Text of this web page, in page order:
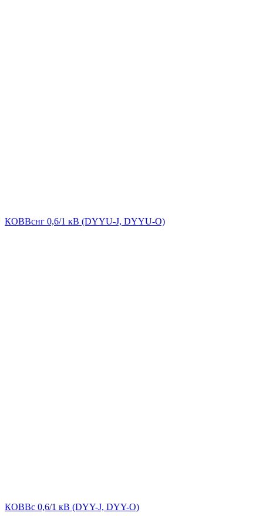
КОВВснг 0,6/1 кВ (DYYU-J, DYYU-O)
КОВВс 0,6/1 кВ (DYY-J, DYY-O)